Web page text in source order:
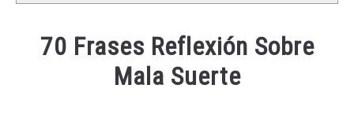
70 Frases Reflexión Sobre
Mala Suerte